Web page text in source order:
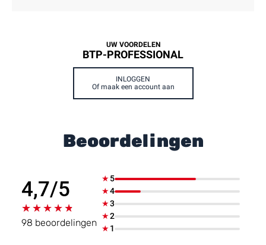
UW VOORDELEN
BTP-PROFESSIONAL
INLOGGEN
Of maak een account aan
Beoordelingen
4,7/5
★★★★★
★★★★★
98 beoordelingen
★5
★4
★3
★2
★1